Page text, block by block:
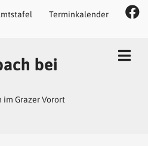
Terminkalender
bei
im Grazer Vorort